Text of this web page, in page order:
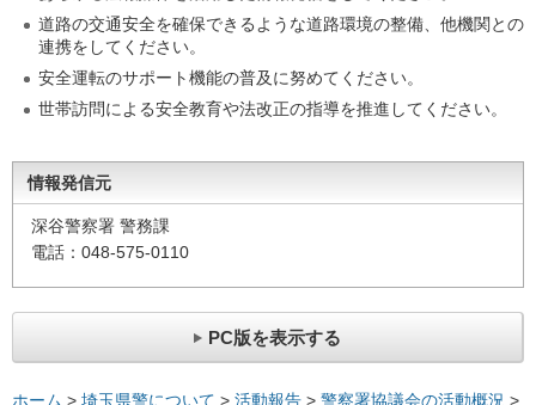
道路の交通安全を確保できるような道路環境の整備、他機関との
連携をしてください。
安全運転のサポート機能の普及に努めてください。
世帯訪問による安全教育や法改正の指導を推進してください。
情報発信元
深谷警察署 警務課
電話：048-575-0110
PC版を表示する
ホーム > 埼玉県警について > 活動報告 > 警察署協議会の活動概況 >